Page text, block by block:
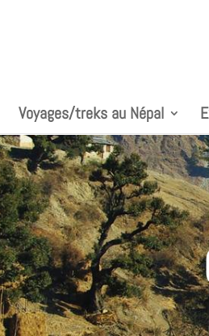
Voyages/treks au Népal